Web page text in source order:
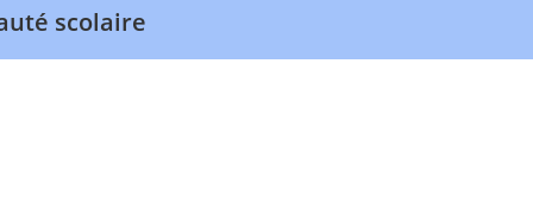
scolaire